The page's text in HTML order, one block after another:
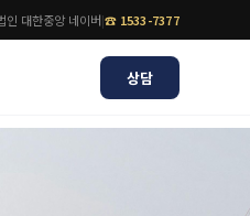
인 대한중앙 네이버|☎ 1533-7377
상담